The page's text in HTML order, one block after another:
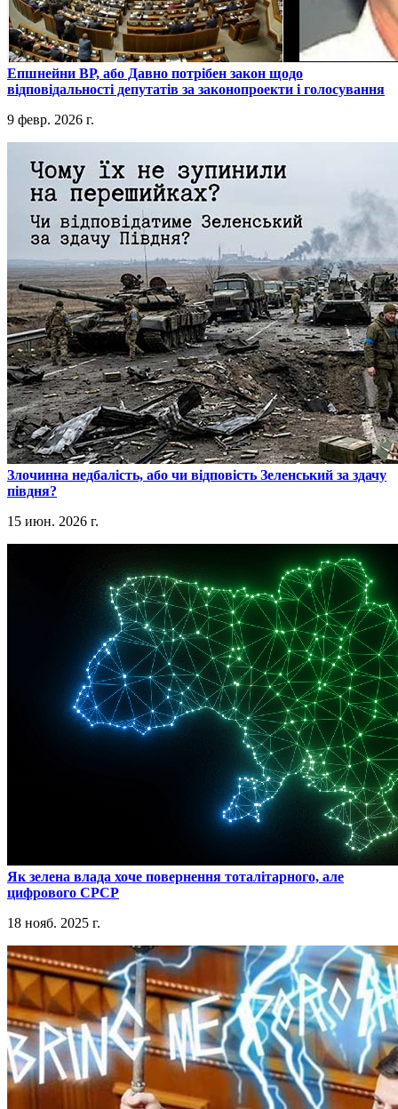
​Епшнейни ВР, або Давно потрібен закон щодо
відповідальності депутатів за законопроекти і голосування
9 февр. 2026 г.
​Злочинна недбалість, або чи відповість Зеленський за здачу
півдня?
15 июн. 2026 г.
​Як зелена влада хоче повернення тоталітарного, але
цифрового СРСР
18 нояб. 2025 г.